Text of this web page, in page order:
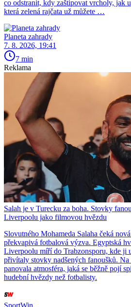
co odstranit, kdy zaštipovat vrcholy, jak
která zelená rajčata už můžete …
Planeta zahrady
7. 8. 2026, 19:41
7 min
Reklama
Salah je v Turecku za boha. Stovky
Liverpoolu jako filmovou hvězdu
Slovutného Mohameda Salaha čeká
překvapivá fotbalová výzva. Egyptská
Liverpoolu míří do Trabzonsporu, kde ji
přivítaly stovky nadšených fanoušků. Na
panovala atmosféra, jaká se běžně pojí
hudební hvězdy než fotbalisty.
SportWin